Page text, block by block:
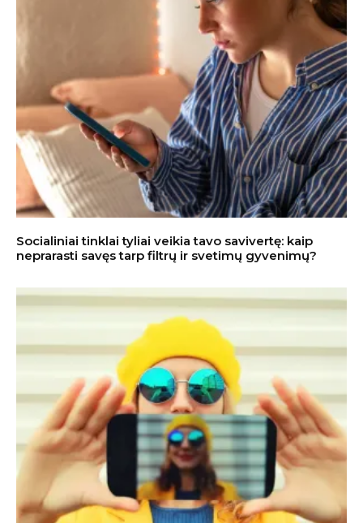
Socialiniai tinklai tyliai veikia tavo savivertę: kaip
neprarasti savęs tarp filtrų ir svetimų gyvenimų?